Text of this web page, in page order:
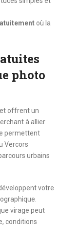
où la
photo
et offrent un
à allier
permettent
Vercors
urbains
votre
virage peut
conditions